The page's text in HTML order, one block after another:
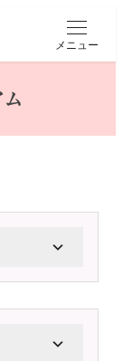
メニュー